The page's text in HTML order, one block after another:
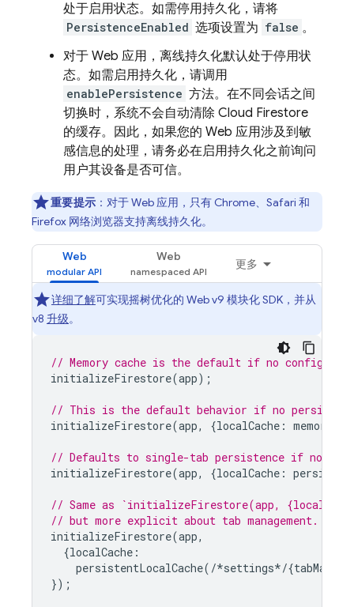
处于启用状态。如需停用持久化，请将
PersistenceEnabled 选项设置为 false 。
对于 Web 应用，离线持久化默认处于停用状
态。如需启用持久化，请调用
enablePersistence 方法。在不同会话之间
切换时，系统不会自动清除 Cloud Firestore
的缓存。因此，如果您的 Web 应用涉及到敏
感信息的处理，请务必在启用持久化之前询问
用户其设备是否可信。
重要提示 ： 对于 Web 应用，只有 Chrome、Safari 和
Firefox 网络浏览器支持离线持久化。
Web Web
更多
详细了解可实现摇树优化的 Web v9 模块化 SDK，并从
v8 升级。
// Memory cache is the default if no config is
initializeFirestore(app);
// This is the default behavior if no
initializeFirestore(app, {localCache :
// Defaults to single-tab persistence if no tab
initializeFirestore(app, {localCache :
// Same as `initializeFirestore(app,
// but more explicit about tab management.
initializeFirestore(app,
{localCache :
persistentLocalCache( /*settings*/{
});